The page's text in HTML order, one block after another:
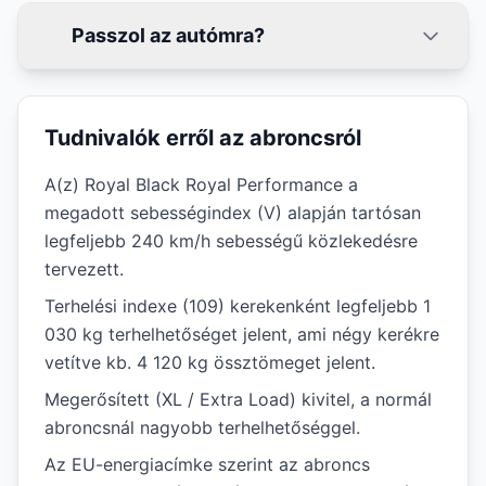
Passzol az autómra?
Tudnivalók erről az abroncsról
A(z) Royal Black Royal Performance a
megadott sebességindex (V) alapján tartósan
legfeljebb 240 km/h sebességű közlekedésre
tervezett.
Terhelési indexe (109) kerekenként legfeljebb 1
030 kg terhelhetőséget jelent, ami négy kerékre
vetítve kb. 4 120 kg össztömeget jelent.
Megerősített (XL / Extra Load) kivitel, a normál
abroncsnál nagyobb terhelhetőséggel.
Az EU-energiacímke szerint az abroncs